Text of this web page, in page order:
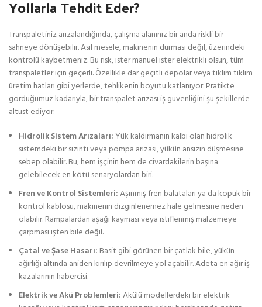
Yollarla Tehdit Eder?
Transpaletiniz arızalandığında, çalışma alanınız bir anda riskli bir
sahneye dönüşebilir. Asıl mesele, makinenin durması değil, üzerindeki
kontrolü kaybetmeniz. Bu risk, ister manuel ister elektrikli olsun, tüm
transpaletler için geçerli. Özellikle dar geçitli depolar veya tıklım tıklım
üretim hatları gibi yerlerde, tehlikenin boyutu katlanıyor. Pratikte
gördüğümüz kadarıyla, bir transpalet arızası iş güvenliğini şu şekillerde
altüst ediyor:
Hidrolik Sistem Arızaları: Yük kaldırmanın kalbi olan hidrolik
sistemdeki bir sızıntı veya pompa arızası, yükün ansızın düşmesine
sebep olabilir. Bu, hem işçinin hem de civardakilerin başına
gelebilecek en kötü senaryolardan biri.
Fren ve Kontrol Sistemleri:Aşınmış fren balataları ya da kopuk bir
kontrol kablosu, makinenin dizginlenemez hale gelmesine neden
olabilir. Rampalardan aşağı kayması veya istiflenmiş malzemeye
çarpması işten bile değil.
Çatal ve Şase Hasarı: Basit gibi görünen bir çatlak bile, yükün
ağırlığı altında aniden kırılıp devrilmeye yol açabilir. Adeta en ağır iş
kazalarının habercisi.
Elektrik ve Akü Problemleri:Akülü modellerdeki bir elektrik